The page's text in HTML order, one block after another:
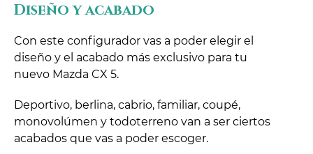
Diseño y acabado
Con este configurador vas a poder elegir el
diseño y el acabado más exclusivo para tu
nuevo Mazda CX 5.
Deportivo, berlina, cabrio, familiar, coupé,
monovolúmen y todoterreno van a ser ciertos
acabados que vas a poder escoger.